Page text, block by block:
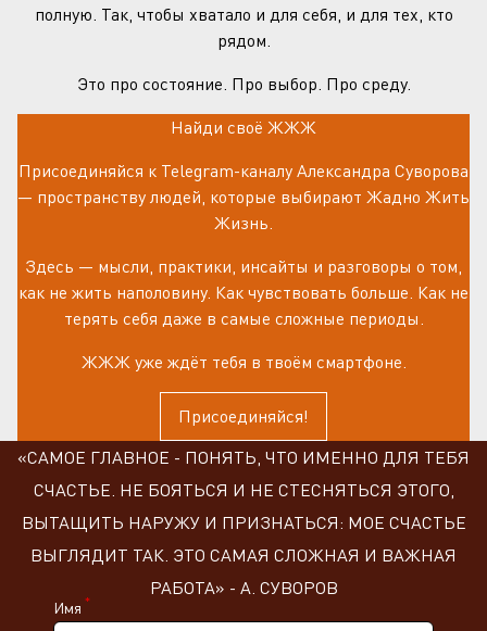
полную. Так, чтобы хватало и для себя, и для тех, кто
рядом.
Это про состояние. Про выбор. Про среду.
Найди своё ЖЖЖ
Присоединяйся к Telegram-каналу Александра Суворова
— пространству людей, которые выбирают Жадно Жить
Жизнь.
Здесь — мысли, практики, инсайты и разговоры о том,
как не жить наполовину. Как чувствовать больше. Как не
терять себя даже в самые сложные периоды.
ЖЖЖ уже ждёт тебя в твоём смартфоне.
Присоединяйся!
«САМОЕ ГЛАВНОЕ - ПОНЯТЬ, ЧТО ИМЕННО ДЛЯ ТЕБЯ
СЧАСТЬЕ. НЕ БОЯТЬСЯ И НЕ СТЕСНЯТЬСЯ ЭТОГО,
ВЫТАЩИТЬ НАРУЖУ И ПРИЗНАТЬСЯ: МОЕ СЧАСТЬЕ
ВЫГЛЯДИТ ТАК. ЭТО САМАЯ СЛОЖНАЯ И ВАЖНАЯ
РАБОТА» - А. СУВОРОВ
Имя *